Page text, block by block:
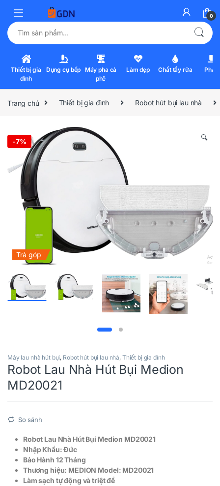
0
Tìm kiếm:
Thiết bị gia
đình
Dụng cụ bếp Máy pha cà
phê
Làm đẹp Chất tẩy rửa Pha
Trang chủ Thiết bị gia đình Robot hút bụi lau nhà
-7% 🔍
Trả góp
Máy lau nhà hút bụi, Robot hút bụi lau nhà, Thiết bị gia đình
Robot Lau Nhà Hút Bụi Medion
MD20021
So sánh
Robot Lau Nhà Hút Bụi Medion MD20021
Nhập Khẩu: Đức
Bảo Hành 12 Tháng
Thương hiệu: MEDION Model: MD20021
Làm sạch tự động và triệt để